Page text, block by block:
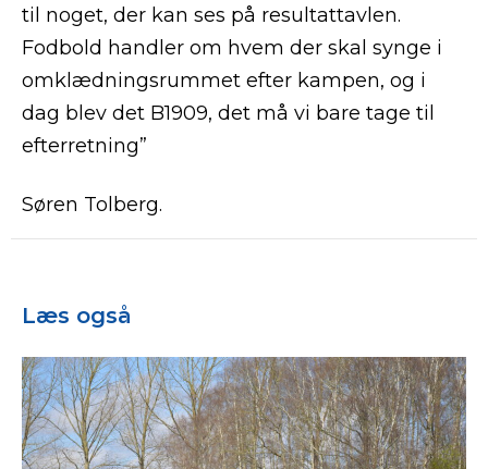
til noget, der kan ses på resultattavlen.
Fodbold handler om hvem der skal synge i
omklædningsrummet efter kampen, og i
dag blev det B1909, det må vi bare tage til
efterretning”
Søren Tolberg.
Læs også